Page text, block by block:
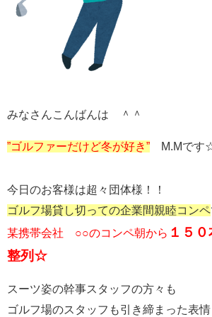
みなさんこんばんは ＾＾
”ゴルファーだけど冬が好き” M.Mです
今日のお客様は超々団体様！！
ゴルフ場貸し切っての企業間親睦コンペ
某携帯会社 ○○のコンペ朝から １５
整列☆
スーツ姿の幹事スタッフの方々も
ゴルフ場のスタッフも引き締まった表